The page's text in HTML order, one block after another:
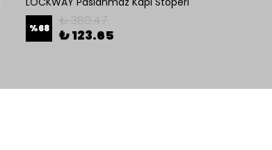
%68 ₺ 123.65